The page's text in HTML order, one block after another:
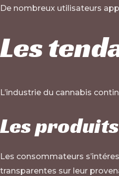
De nombreux utilisateurs
Les
L’industrie du cannabis
Les
Les consommateurs
transparentes sur leur